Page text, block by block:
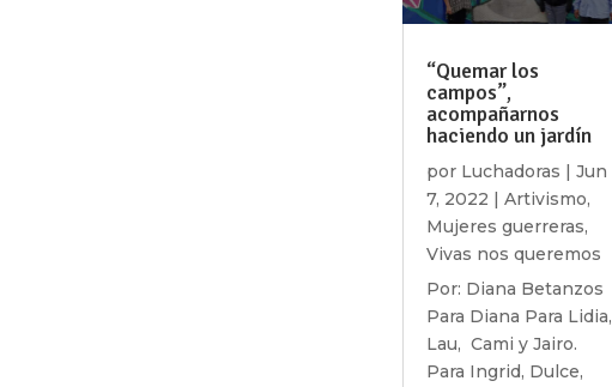
“Quemar los
campos”,
acompañarnos
haciendo un jardín
por Luchadoras
Jun
7, 2022
Artivismo,
Mujeres guerreras,
Vivas nos queremos
Por: Diana Betanzos
Para Diana Para Lidia,
Lau, Cami y Jairo.
Para Ingrid, Dulce,